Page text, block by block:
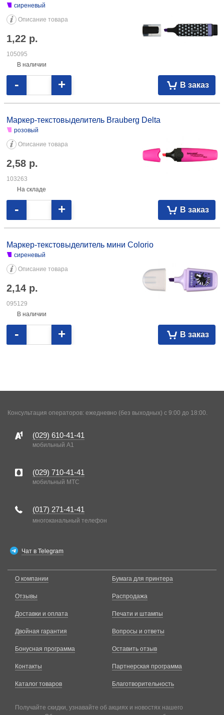
сиреневый
Описание товара
1,22 р.
105095
В наличии
В заказ
- +
Маркер-текстовыделитель Brauberg Delta
розовый
Описание товара
2,58 р.
103263
На складе
В заказ
- +
Маркер-текстовыделитель мини Colorio
сиреневый
Описание товара
2,14 р.
095129
В наличии
В заказ
- +
Консультация операторов: ежедневно (без выходных) с 9:00 до 18:00.
(029) 610-41-41
мобильный A1
(029) 710-41-41
мобильный MTC
(017) 271-41-41
многоканальный телефон
Чат в Telegram
О компании
Отзывы
Доставки и оплата
Двойная гарантия
Бонусная программа
Контакты
Каталог товаров
Бумага для принтера
Распродажа
Печати и штампы
Вопросы и ответы
Оставить отзыв
Партнерская программа
Благотворительность
Получайте скидки, узнавайте об акциях и новостях нашего